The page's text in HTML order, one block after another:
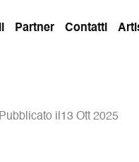
Partner Contatti
Pubblicato il13 Ott 2025